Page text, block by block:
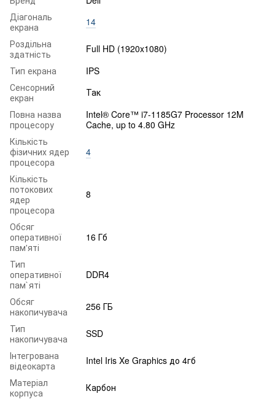
Діагональ
екрана
14
Роздільна
здатність
Full HD (1920x1080)
Тип екрана
IPS
Сенсорний
екран
Так
Повна назва
процесору
Intel® Core™ i7-1185G7 Processor 12M
Cache, up to 4.80 GHz
Кількість
фізичних ядер
процесора
4
Кількість
потокових
ядер
процесора
8
Обсяг
оперативної
пам'яті
16 Гб
Тип
оперативної
пам`яті
DDR4
Обсяг
накопичувача
256 ГБ
Тип
накопичувача
SSD
Інтегрована
відеокарта
Intel Iris Xe Graphics до 4гб
Матеріал
корпуса
Карбон